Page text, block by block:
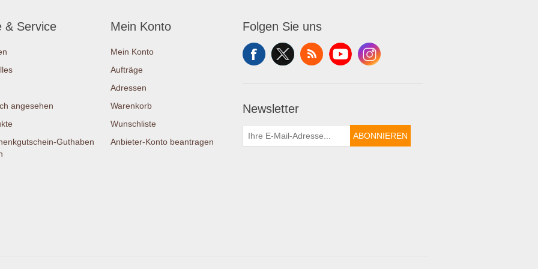
& Service
angesehen
Guthaben
Mein Konto
Mein Konto
Aufträge
Adressen
Warenkorb
Wunschliste
Anbieter-Konto beantragen
Folgen Sie uns
Newsletter
ABONNIEREN